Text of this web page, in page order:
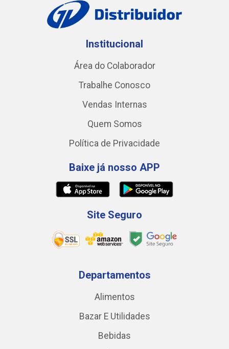
Institucional
Área do Colaborador
Trabalhe Conosco
Vendas Internas
Quem Somos
Política de Privacidade
Baixe já nosso APP
Site Seguro
Departamentos
Alimentos
Bazar E Utilidades
Bebidas